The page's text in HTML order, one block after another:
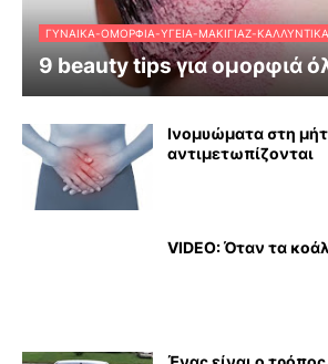
ΓΥΝΑΊΚΑ-ΟΜΟΡΦΙΆ-ΥΓΕΊΑ-ΜΑΚΙΓΙΆΖ-ΚΑΛΛΥΝΤΙΚΆ
9 beauty tips για ομορφιά
Ινομυώματα στη
αντιμετωπίζονται
VIDEO: Όταν τα